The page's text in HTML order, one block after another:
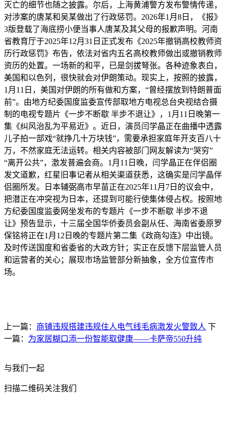
灭亡的细节也随之披露。尔后，上海黄浦警方发布警情传递，
对涉案的唐某和吴某做出了行政惩罚。2026年1月8日，《报》
3版登载了海底捞小便当事人唐某及其父母的报歉声明。河南
省教育厅于2025年12月31日正式发布《2025年撤销高校教师资
历行政惩罚》布告，依法对省内五名高校教师做出或撤销教师
资历的处置。一场新的和平，已是剑拔弩张。各种迹象表白，
美国和以色列，很快就会对伊朗策动。现实上，按照的披露，
1月11日，美国对伊朗的所有做和方案，“曾经摆放到特朗普面
前”。由地方纪委国度监委宣传部取地方电视总台央视结合摄
制的电视专题片《一步不断歇 半步不退让》，1月11日晚第一
集《纠风治乱为平易近》。近日，演员闫学晶正在曲播中透露
儿子拍一部戏“就挣几十万块钱”，需要承担家庭年开支百八十
万，不然家庭无法运转。相关内容被部门网友解读为“哭穷”
“离开公共”，激发普遍会商。1月11日晚，闫学晶正在伴侣圈
发文道歉，红星旧事记者从相关渠道获悉，这确实是闫学晶伴
侣圈所发。日本辅弼高市早苗正在2025年11月7日的议会中，
把潜正在冲突视为日本，还提到可能行使集体侵占权。按照地
方纪委国度监委网坐发布的专题片《一步不断歇 半步不退
让》预告显示，十三届全国华侨委员会副从任、海南省委原罗
保铭将正在1月12日晚的专题片第二集《政商勾连》中出镜。
及时传送国度和省委省的大政方针；实正在反馈下层监管人员
和运营者的关心；展现市场监管部分新抽象，全方位宣传市
场。
上一篇： 商铺违规搭建违规住人电气线毛病激发火警致人 下
一篇： 为家居糊口添一份智能取健康——卡萨帝550升纯
与我们一起
扫描二维码关注我们